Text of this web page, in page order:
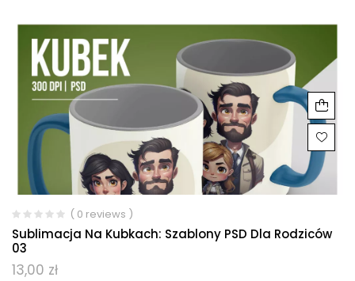
( 0 reviews )
Sublimacja Na Kubkach: Szablony PSD Dla Rodziców
03
13,00 zł